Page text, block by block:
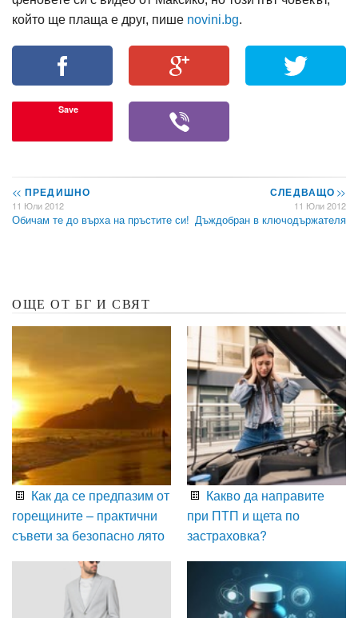
който ще плаща е друг, пише novini.bg.
Save
<< ПРЕДИШНО
11 Юли 2012
Обичам те до върха на пръстите си!
СЛЕДВАЩО>>
11 Юли 2012
Дъждобран в ключодържателя
ОЩЕ ОТ БГ И СВЯТ
Как да се предпазим от
горещините – практични
съвети за безопасно лято
Какво да направите
при ПТП и щета по
застраховка?